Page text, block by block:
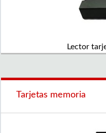
Lector
Tarjetas memoria